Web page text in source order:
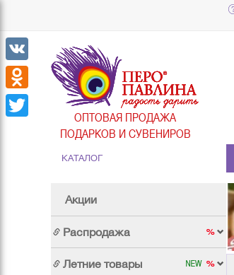
ОПТОВАЯ ПРОДАЖА
ПОДАРКОВ И СУВЕНИРОВ
КАТАЛОГ
Акции
Распродажа
Летние товары
VK
Odnoklassniki